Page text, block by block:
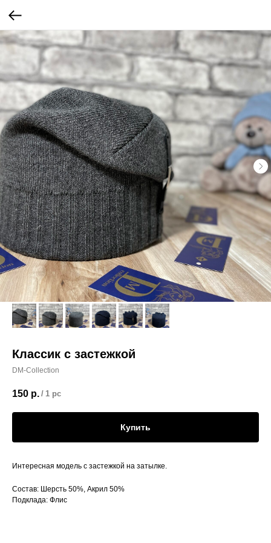
Классик с застежкой
DM-Collection
150 р. / 1 pc
Купить
Интересная модель с застежкой на затылке.
Состав: Шерсть 50%, Акрил 50%
Подклада: Флис